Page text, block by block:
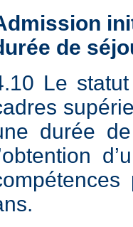
de
Le
durée